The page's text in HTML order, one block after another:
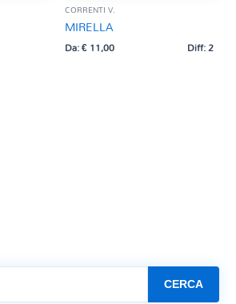
CORRENTI V.
MIRELLA
Da:€11,00 Diff: 2
CERCA